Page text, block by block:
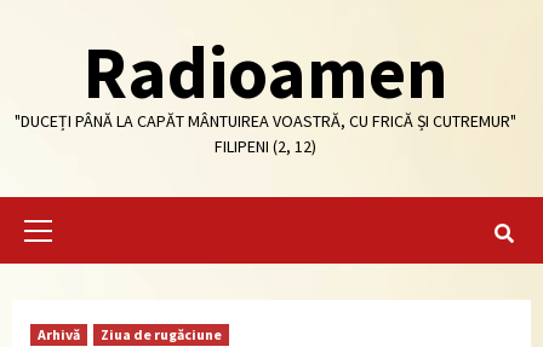
Radioamen
"DUCEȚI PÂNĂ LA CAPĂT MÂNTUIREA VOASTRĂ, CU FRICĂ ȘI CUTREMUR"
FILIPENI (2, 12)
Primary
Arhivă Ziua de rugăciune